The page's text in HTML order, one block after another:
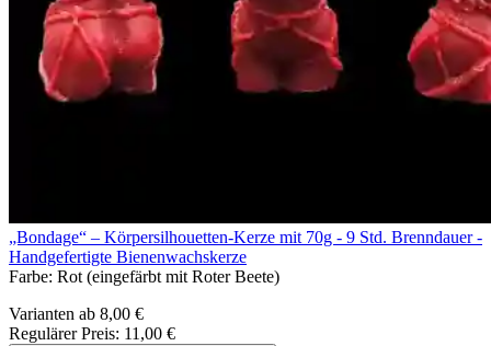
„Bondage“ – Körpersilhouetten-Kerze mit 70g - 9 Std. Brenndauer -
Handgefertigte Bienenwachskerze
Farbe: Rot (eingefärbt mit Roter Beete)
Varianten ab 8,00 €
Regulärer Preis: 11,00 €